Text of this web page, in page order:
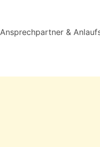
Ansprechpartner &